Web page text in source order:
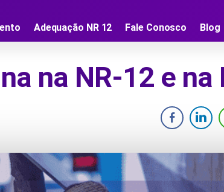
Adequação NR 12 Fale Conosco Blog
na NR-12 e na